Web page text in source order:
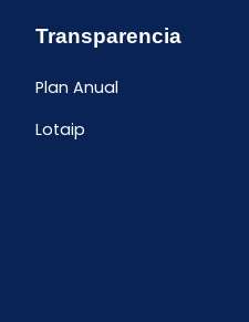
Transparencia
Plan Anual
Lotaip